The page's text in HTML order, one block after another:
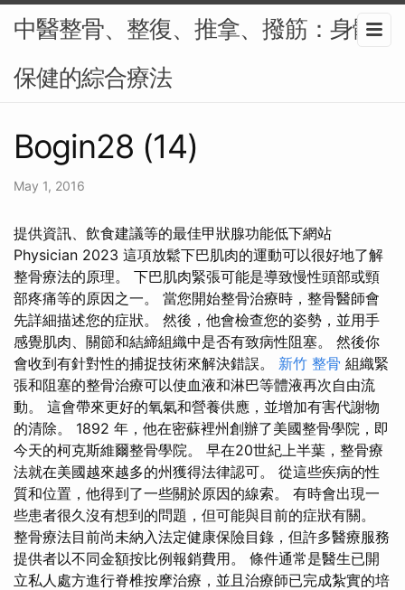
中醫整骨、整復、推拿、撥筋：身體
保健的綜合療法
Bogin28 (14)
May 1, 2016
提供資訊、飲食建議等的最佳甲狀腺功能低下網站
Physician 2023 這項放鬆下巴肌肉的運動可以很好地了解
整骨療法的原理。 下巴肌肉緊張可能是導致慢性頭部或頸
部疼痛等的原因之一。 當您開始整骨治療時，整骨醫師會
先詳細描述您的症狀。 然後，他會檢查您的姿勢，並用手
感覺肌肉、關節和結締組織中是否有致病性阻塞。 然後你
會收到有針對性的捕捉技術來解決錯誤。 新竹 整骨 組織緊
張和阻塞的整骨治療可以使血液和淋巴等體液再次自由流
動。 這會帶來更好的氧氣和營養供應，並增加有害代謝物
的清除。 1892 年，他在密蘇裡州創辦了美國整骨學院，即
今天的柯克斯維爾整骨學院。 早在20世紀上半葉，整骨療
法就在美國越來越多的州獲得法律認可。 從這些疾病的性
質和位置，他得到了一些關於原因的線索。 有時會出現一
些患者很久沒有想到的問題，但可能與目前的症狀有關。
整骨療法目前尚未納入法定健康保險目錄，但許多醫療服務
提供者以不同金額按比例報銷費用。 條件通常是醫生已開
立私人處方進行脊椎按摩治療，並且治療師已完成紮實的培